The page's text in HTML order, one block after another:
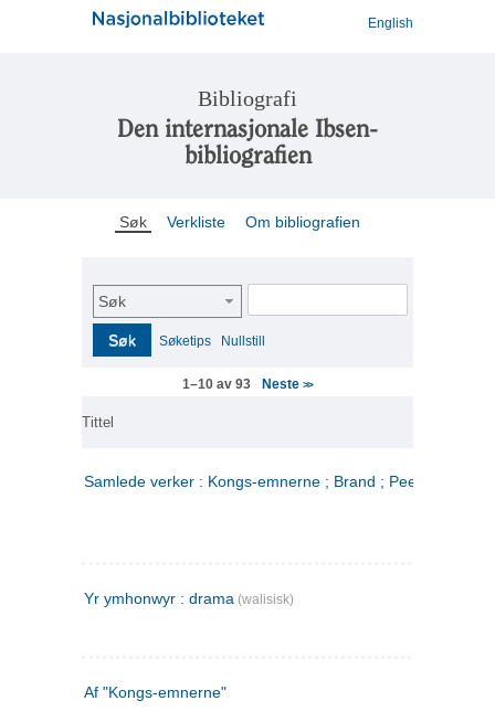
English
Bibliografi
Den internasjonale Ibsen-
bibliografien
Søk Verkliste Om bibliografien
Søk
Søk Søketips Nullstill
1–10 av 93 Neste>>
Tittel
Samlede verker : Kongs-emnerne ; Brand ; Peer Gynt. 2
Yr ymhonwyr : drama (walisisk)
Af "Kongs-emnerne"